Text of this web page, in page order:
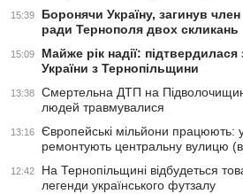
15:39
Боронячи Україну, загинув
ради Тернополя двох скликань
15:09
Майже рік надії:
України з Тернопільщини
13:38
Смертельна ДТП на
людей травмувалися
13:16
Європейські мільйони працюють:
ремонтують центральну вулицю
12:42
На Тернопільщині відбудеться
легенди українського футзалу